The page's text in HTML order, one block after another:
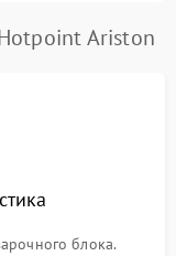
Ariston
блока.